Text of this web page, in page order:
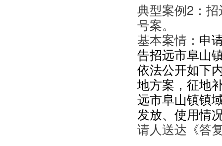
典型案例2：
号案。
基本案情： 申
告招远市阜山
依法公开如下
地方案，征地
远市阜山镇镇
发放、使用情
请人送达《答